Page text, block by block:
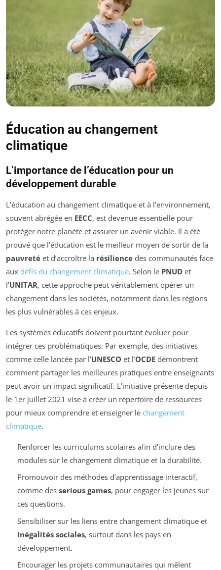
Éducation au changement
climatique
L’importance de l’éducation pour un
développement durable
L’éducation au changement climatique et à l’environnement,
souvent abrégée en EECC, est devenue essentielle pour
protéger notre planète et assurer un avenir viable. Il a été
prouvé que l’éducation est le meilleur moyen de sortir de la
pauvreté et d’accroître la résilience des communautés face
aux défis du changement climatique. Selon le PNUD et
l’UNITAR, cette approche peut véritablement opérer un
changement dans les sociétés, notamment dans les régions
les plus vulnérables à ces enjeux.
Les systèmes éducatifs doivent pourtant évoluer pour
intégrer ces problématiques. Par exemple, des initiatives
comme celle lancée par l’UNESCO et l’OCDE démontrent
comment partager les meilleures pratiques entre enseignants
peut avoir un impact significatif. L’initiative présente depuis
le 1er juillet 2021 vise à créer un répertoire de ressources
pour mieux comprendre et enseigner le changement
climatique.
Renforcer les curriculums scolaires afin d’inclure des
modules sur le changement climatique et la durabilité.
Promouvoir des méthodes d’apprentissage interactif,
comme des serious games, pour engager les jeunes sur
ces questions.
Sensibiliser sur les liens entre changement climatique et
inégalités sociales, surtout dans les pays en
développement.
Encourager les projets communautaires qui mêlent